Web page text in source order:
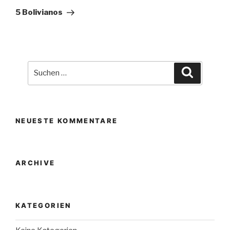
Beitrag
5 Bolivianos
NEUESTE KOMMENTARE
ARCHIVE
KATEGORIEN